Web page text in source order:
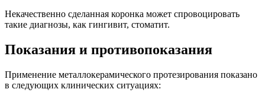
Некачественно сделанная коронка может спровоцировать
такие диагнозы, как гингивит, стоматит.
Показания и противопоказания
Применение металлокерамического протезирования показано
в следующих клинических ситуациях: